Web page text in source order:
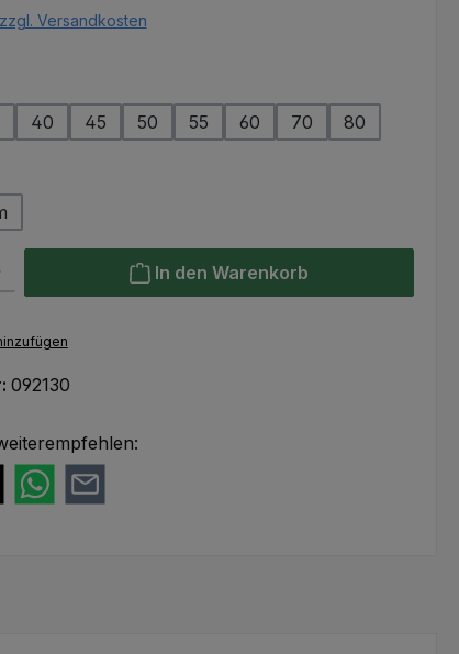
Versandkosten
40 45 50 55 60 70 80
den gewünschten Wert ein oder benutze die Schaltflächen
In den Warenkorb
092130